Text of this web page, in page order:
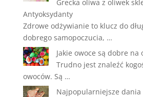
Grecka oliwa z oliwek
Antyoksydanty
Zdrowe odżywianie to klucz do
dobrego samopoczucia, …
Jakie owoce są dobre na
Trudno jest znaleźć
owoców. Są …
Najpopularniejsze dania